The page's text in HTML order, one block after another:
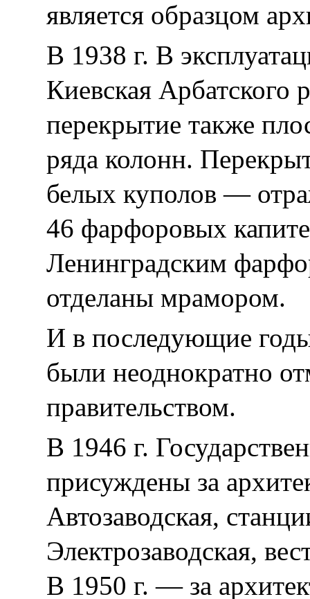
является образцом
В 1938 г. В
Киевская Арбатского
перекрытие также
ряда колонн.
белых куполов —
46 фарфоровых
Ленинградским
отделаны мрамором.
И в последующие
были неоднократно
правительством.
В 1946 г.
присуждены за
Автозаводская,
Электрозаводская,
В 1950 г. — за